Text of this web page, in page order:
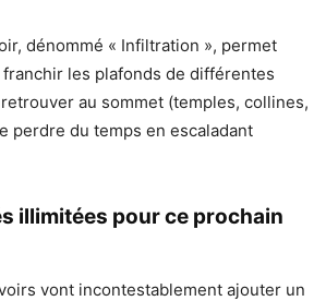
dénommé « Infiltration », permet
les plafonds de différentes
au sommet (temples, collines,
perdre du temps en escaladant
illimitées pour ce prochain
vont incontestablement ajouter un